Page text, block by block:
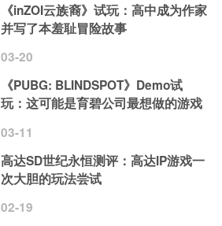
《inZOI云族裔》试玩：高中成为作家
并写了本羞耻冒险故事
03-20
《PUBG: BLINDSPOT》Demo试
玩：这可能是育碧公司最想做的游戏
03-11
高达SD世纪永恒测评：高达IP游戏一
次大胆的玩法尝试
02-19